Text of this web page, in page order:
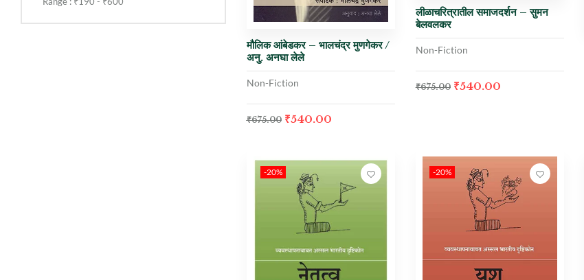
मौलिक आंबेडकर – भालचंद्र मुणगेकर /
अनु. अनघा लेले
Non-Fiction
₹675.00 ₹540.00
लीळाचरित्रातील समाजदर्शन – सुमन
बेलवलकर
Non-Fiction
₹675.00 ₹540.00
-20% -20%